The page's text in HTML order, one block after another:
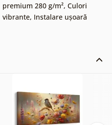
premium 280 g/m², Culori
vibrante, Instalare ușoară